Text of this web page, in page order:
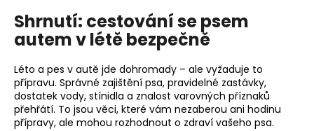
Shrnutí: cestování se psem
autem v létě bezpečně
Léto a pes v autě jde dohromady – ale vyžaduje to
přípravu. Správné zajištění psa, pravidelné zastávky,
dostatek vody, stínidla a znalost varovných příznaků
přehřátí. To jsou věci, které vám nezaberou ani hodinu
přípravy, ale mohou rozhodnout o zdraví vašeho psa.